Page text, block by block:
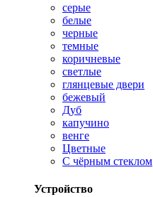
серые
белые
черные
темные
коричневые
светлые
глянцевые двери
бежевый
Дуб
капучино
венге
Цветные
С чёрным стеклом
Устройство